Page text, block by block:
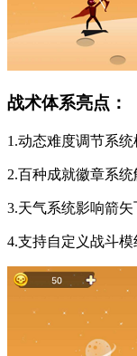
战术体系亮点：
1.动态难度调节系
2.百种成就徽章系
3.天气系统影响箭
4.支持自定义战斗